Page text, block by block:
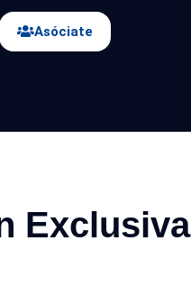
Asóciate
Exclusiva